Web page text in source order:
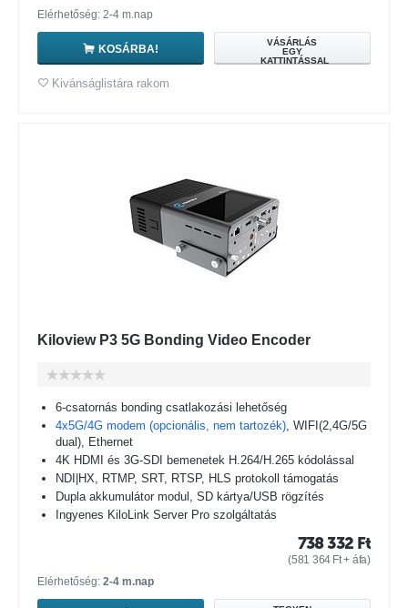
Elérhetőség: 2-4 m.nap
KOSÁRBA!
VÁSÁRLÁS
EGY
KATTINTÁSSAL
Kivánságlistára rakom
Kiloview P3 5G Bonding Video Encoder
6-csatornás bonding csatlakozási lehetőség
4x5G/4G modem (opcionális, nem tartozék), WIFI(2,4G/5G
dual), Ethernet
4K HDMI és 3G-SDI bemenetek H.264/H.265 kódolással
NDI|HX, RTMP, SRT, RTSP, HLS protokoll támogatás
Dupla akkumulátor modul, SD kártya/USB rögzítés
Ingyenes KiloLink Server Pro szolgáltatás
738 332 Ft
(581 364 Ft+ áfa)
Elérhetőség: 2-4 m.nap